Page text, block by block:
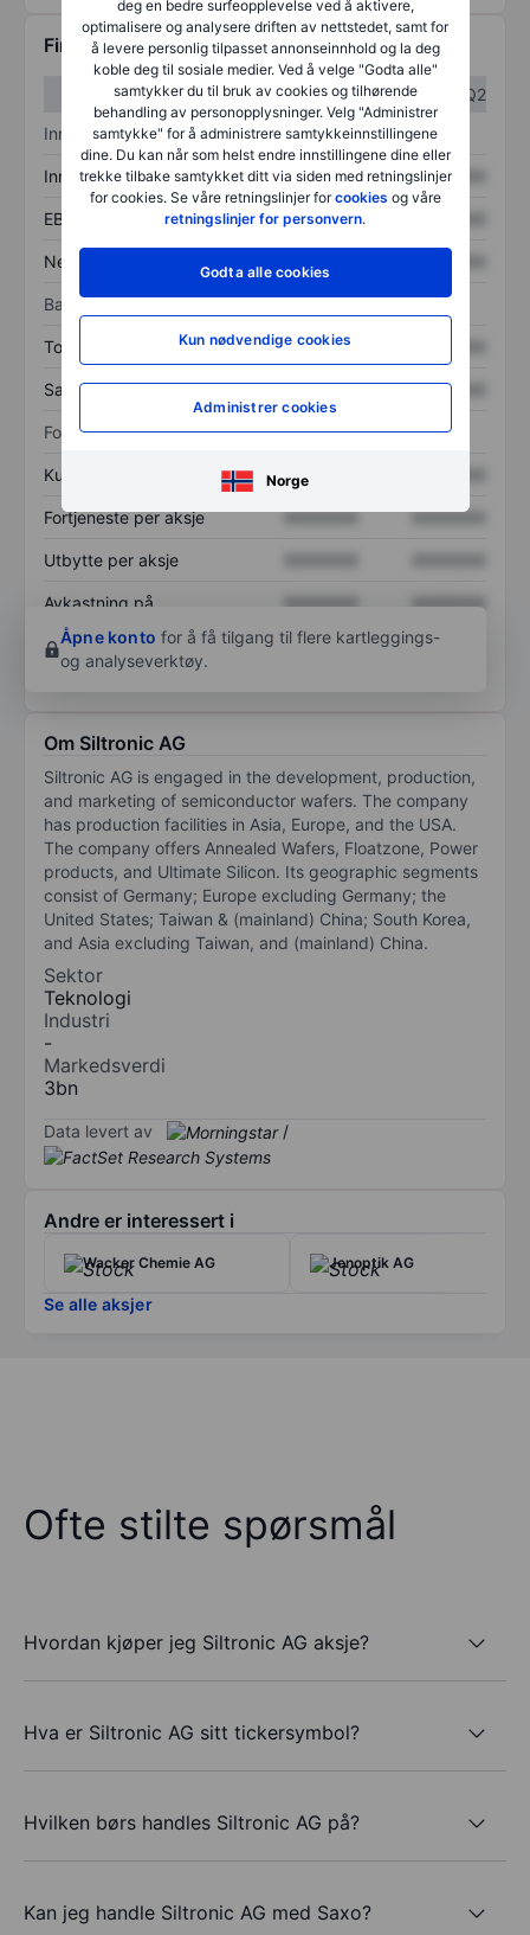
deg en bedre surfeopplevelse ved å aktivere,
optimalisere og analysere driften av nettstedet, samt for
å levere personlig tilpasset annonseinnhold og la deg
koble deg til sosiale medier. Ved å velge "Godta alle"
samtykker du til bruk av cookies og tilhørende
behandling av personopplysninger. Velg "Administrer
samtykke" for å administrere samtykkeinnstillingene
dine. Du kan når som helst endre innstillingene dine eller
trekke tilbake samtykket ditt via siden med retningslinjer
for cookies. Se våre retningslinjer forcookies og våre
retningslinjer for personvern.
Godta alle cookies
Kun nødvendige cookies
Administrer cookies
Norge
Finansiell informasjon
Q1
Q2
Inntektsoversikt
Inntekter XXXXXXX XXXXXXX
EBITDA XXXXXXX
Nettoinntekt
Balanse
Totale eiendeler XXXXXXX
Samlet gjeld XXXXXXX XXXXXXX
Forholdstall
Kurs/salg XXXXXXX
Fortjeneste per aksje XXXXXXX XXXXXXX
Utbytte per aksje
Avkastning på
egenkapital
XXXXXXX
XXXXXXX
Åpne konto for å få tilgang til flere kartleggings-
og analyseverktøy.
Om Siltronic AG
Siltronic AG is engaged in the development, production,
and marketing of semiconductor wafers. The company
has production facilities in Asia, Europe, and the USA.
The company offers Annealed Wafers, Floatzone, Power
products, and Ultimate Silicon. Its geographic segments
consist of Germany; Europe excluding Germany; the
United States; Taiwan & (mainland) China; South Korea,
and Asia excluding Taiwan, and (mainland) China.
Sektor
Teknologi
Industri
-
Markedsverdi
3bn
Data levert av /
Andre er interessert i
Wacker Chemie AG Jenoptik AG
Se alle aksjer
Ofte stilte spørsmål
Hvordan kjøper jeg Siltronic AG aksje?
Hva er Siltronic AG sitt tickersymbol?
Hvilken børs handles Siltronic AG på?
Kan jeg handle Siltronic AG med Saxo?